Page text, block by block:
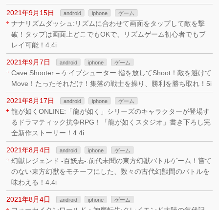
2021年9月15日 android iphone ゲーム
ナナリズムダッシュ:リズムに合わせて画面をタップして敵を撃
破！タップは画面上どこでもOKで、リズムゲーム初心者でもプ
レイ可能！4.4i
2021年9月7日 android iphone ゲーム
Cave Shooter – ケイブシューター:指を放してShoot！敵を避けて
Move！たったそれだけ！集落の戦士を操り、勝利を勝ち取れ！5i
2021年8月17日 android iphone ゲーム
龍が如くONLINE:「龍が如く」シリーズのキャラクターが登場す
るドラマティック抗争RPG！「龍が如くスタジオ」書き下ろし完
全新作ストーリー！4.4i
2021年8月4日 android iphone ゲーム
幻獣レジェンド -百妖志-:前代未聞の東方幻獣バトルゲーム！嘗て
のない東方幻獣をモチーフにした、数々の古代幻獣間のバトルを
味わえる！4.4i
2021年8月4日 android iphone ゲーム